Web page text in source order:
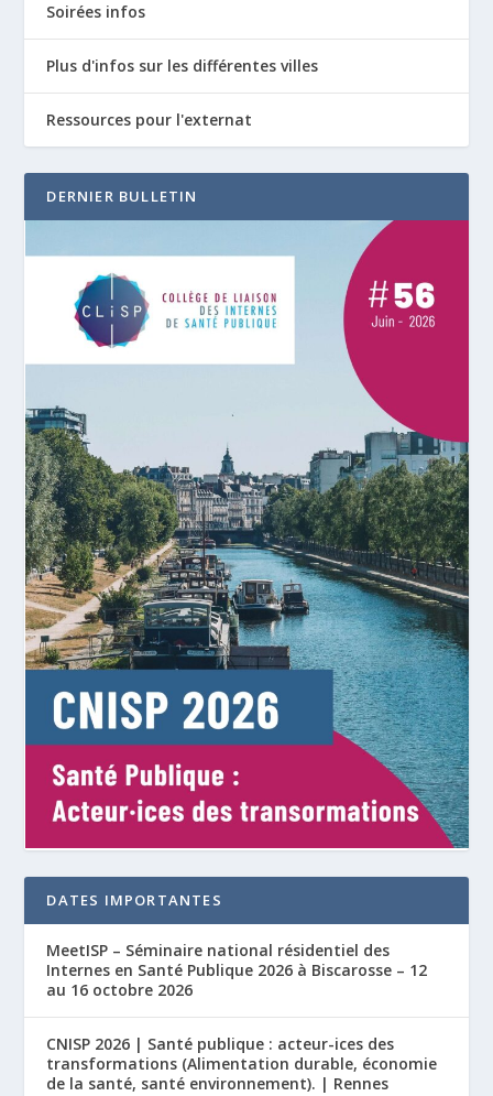
Soirées infos
Plus d'infos sur les différentes villes
Ressources pour l'externat
DERNIER BULLETIN
DATES IMPORTANTES
MeetISP – Séminaire national résidentiel des
Internes en Santé Publique 2026 à Biscarosse – 12
au 16 octobre 2026
CNISP 2026 | Santé publique : acteur-ices des
transformations (Alimentation durable, économie
de la santé, santé environnement). | Rennes